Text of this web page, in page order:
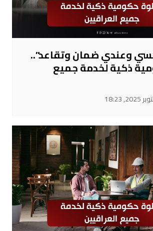
وعندي ضمان وتقاعد”..
ذكية لخدمة جميع